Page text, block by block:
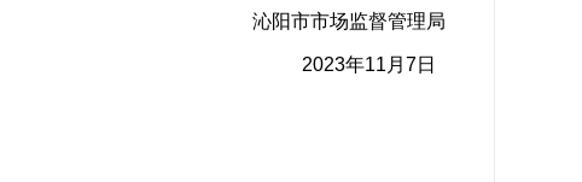
沁阳市市场监督管理局
2023年11月7日